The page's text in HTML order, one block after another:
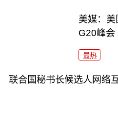
美媒：
G20峰会
最热
联合国秘书长候选人网络